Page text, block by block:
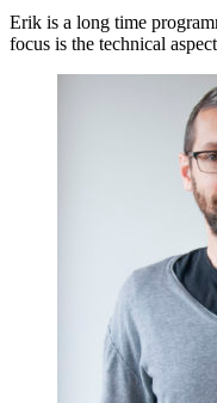
Erik is a long time
focus is the technical